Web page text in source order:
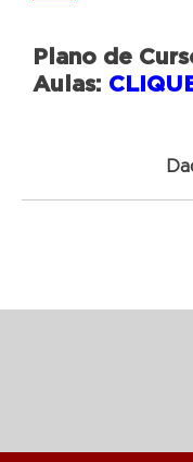
Plano de
Aulas: